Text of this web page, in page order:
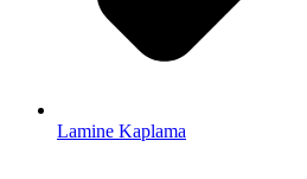
Lamine Kaplama